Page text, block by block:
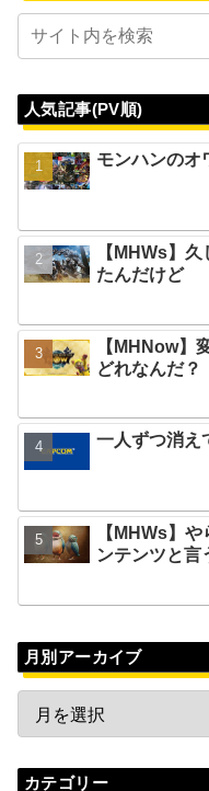
人気記事(PV順)
モンハンのオ
【MHWs】
たんだけど
【MHNow】
どれなんだ？
一人ずつ消え
【MHWs】
ンテンツと言
月別アーカイブ
カテゴリー